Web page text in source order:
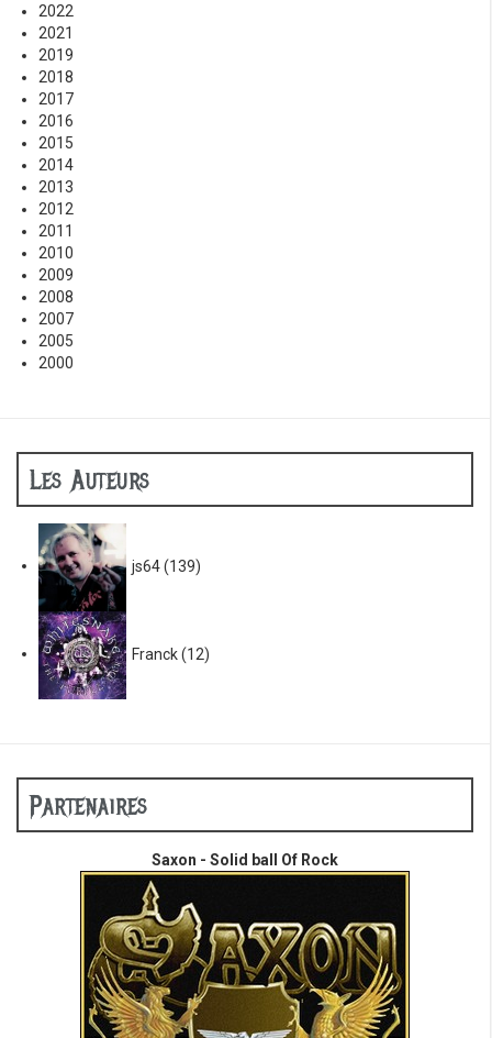
2022
2021
2019
2018
2017
2016
2015
2014
2013
2012
2011
2010
2009
2008
2007
2005
2000
Les Auteurs
js64(139)
Franck(12)
Partenaires
Saxon - Solid ball Of Rock